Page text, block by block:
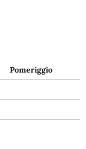
Pomeriggio